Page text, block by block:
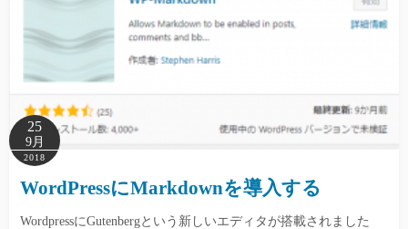
25
9月
2018
WordPressにMarkdownを導入する
WordpressにGutenbergという新しいエディタが搭載されました